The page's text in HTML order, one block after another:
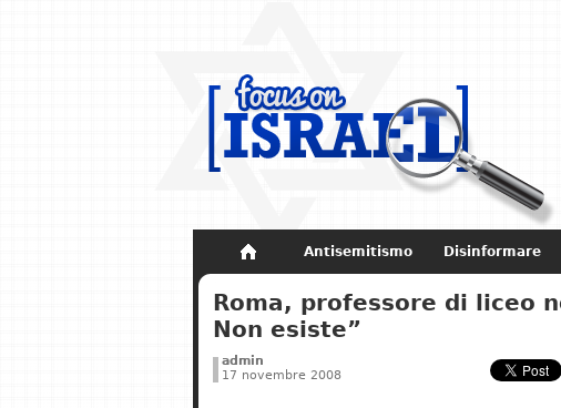
Antisemitismo Disinformare
Non dimenticare Storia di Israele
Roma, professore di liceo
Non esiste”
admin
17 novembre 2008